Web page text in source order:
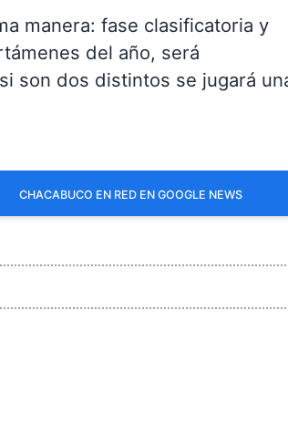
manera: fase clasificatoria y
del año, será
son dos distintos se jugará
CHACABUCO EN RED EN GOOGLE NEWS